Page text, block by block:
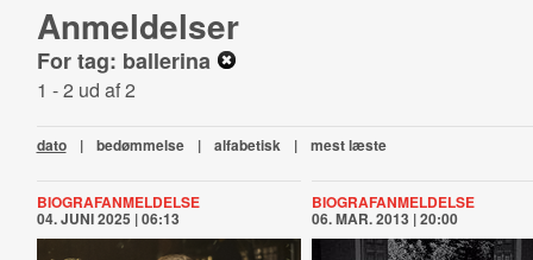
Anmeldelser
For tag: ballerina
1 - 2 ud af 2
dato | bedømmelse | alfabetisk | mest læste
BIOGRAFANMELDELSE
04. JUNI 2025 | 06:13
BIOGRAFANMELDELSE
06. MAR. 2013 | 20:00